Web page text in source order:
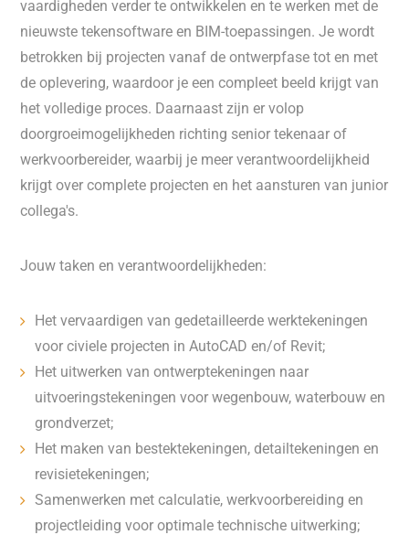
vaardigheden verder te ontwikkelen en te werken met de
nieuwste tekensoftware en BIM-toepassingen. Je wordt
betrokken bij projecten vanaf de ontwerpfase tot en met
de oplevering, waardoor je een compleet beeld krijgt van
het volledige proces. Daarnaast zijn er volop
doorgroeimogelijkheden richting senior tekenaar of
werkvoorbereider, waarbij je meer verantwoordelijkheid
krijgt over complete projecten en het aansturen van junior
collega's.
Jouw taken en verantwoordelijkheden:
Het vervaardigen van gedetailleerde werktekeningen
voor civiele projecten in AutoCAD en/of Revit;
Het uitwerken van ontwerptekeningen naar
uitvoeringstekeningen voor wegenbouw, waterbouw en
grondverzet;
Het maken van bestektekeningen, detailtekeningen en
revisietekeningen;
Samenwerken met calculatie, werkvoorbereiding en
projectleiding voor optimale technische uitwerking;